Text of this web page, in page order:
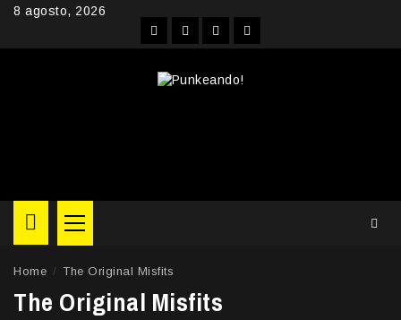
Skip8 agosto, 2026
FacebookInstagram
YouTubeTwitter
Primary
Menu
Home The Original Misfits
The Original Misfits